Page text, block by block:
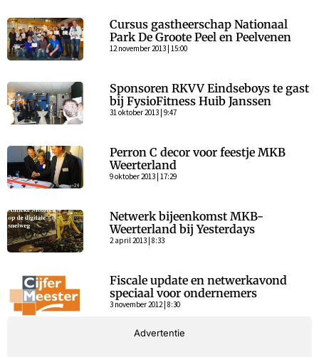
Cursus gastheerschap Nationaal
Park De Groote Peel en Peelvenen
12 november 2013 | 15:00
Sponsoren RKVV Eindseboys te gast
bij FysioFitness Huib Janssen
31 oktober 2013 | 9:47
Perron C decor voor feestje MKB
Weerterland
9 oktober 2013 | 17:29
Netwerk bijeenkomst MKB-
Weerterland bij Yesterdays
2 april 2013 | 8:33
Fiscale update en netwerkavond
speciaal voor ondernemers
3 november 2012 | 8:30
Advertentie